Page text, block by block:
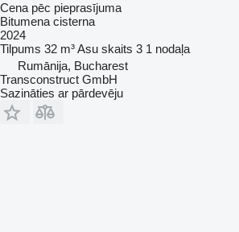
Cena pēc pieprasījuma
Bitumena cisterna
2024
Tilpums 32 m³Asu skaits 3 1 nodaļa
Rumānija, Bucharest
Transconstruct GmbH
Sazināties ar pārdevēju